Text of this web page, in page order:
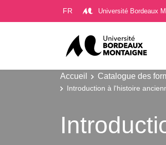
FR Université Bordeaux
Accueil Catalogue des
Introduction à l'histoire